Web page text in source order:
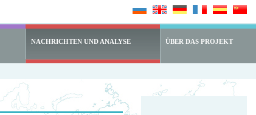
NACHRICHTEN UND ANALYSE ÜBER DAS PROJEKT